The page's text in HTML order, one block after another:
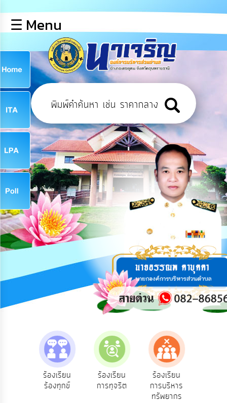
หลัก
ข้อมูล
พื้น
ฐาน
บุคลากร
ข่าว
ประชาสัมพันธ์
การ
เผย
ข้อมูล
สาธารณะ
OIT
การ
ปฏิสัมพันธ์
ฟัง
ความ
ยุทธศาสตร์/
☰ Menu
ร้องเรียน
การทุจริต
ร้องเรียน
การบริหาร
ทรัพยากร
e-Service
บริการ
ออนไลน์